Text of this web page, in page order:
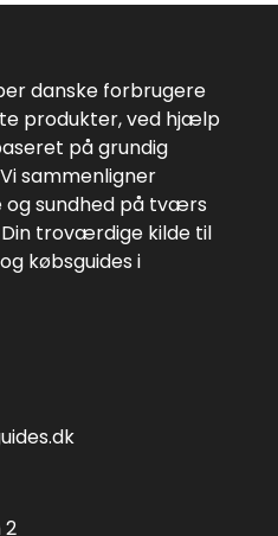
danske forbrugere
produkter, ved hjælp
på grundig
sammenligner
og sundhed på tværs
troværdige kilde til
købsguides i
2